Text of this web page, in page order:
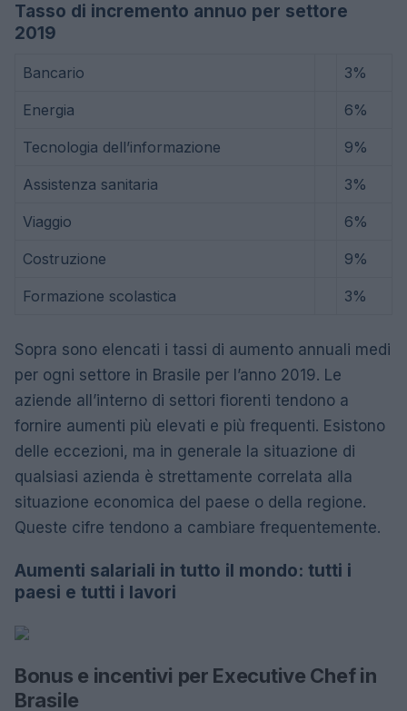
Tasso di incremento annuo per settore
2019
Bancario 3%
Energia 6%
Tecnologia dell’informazione 9%
Assistenza sanitaria 3%
Viaggio 6%
Costruzione 9%
Formazione scolastica 3%
Sopra sono elencati i tassi di aumento annuali medi
per ogni settore in Brasile per l’anno 2019. Le
aziende all’interno di settori fiorenti tendono a
fornire aumenti più elevati e più frequenti. Esistono
delle eccezioni, ma in generale la situazione di
qualsiasi azienda è strettamente correlata alla
situazione economica del paese o della regione.
Queste cifre tendono a cambiare frequentemente.
Aumenti salariali in tutto il mondo: tutti i
paesi e tutti i lavori
Bonus e incentivi per Executive Chef in
Brasile